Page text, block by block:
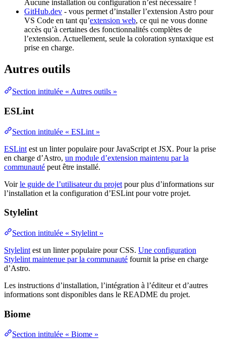
Aucune installation ou configuration n’est nécessaire !
GitHub.dev - vous permet d’installer l’extension Astro pour
VS Code en tant qu’extension web, ce qui ne vous donne
accès qu’à certaines des fonctionnalités complètes de
l’extension. Actuellement, seule la coloration syntaxique est
prise en charge.
Autres outils
Section intitulée « Autres outils »
ESLint
Section intitulée « ESLint »
ESLint est un linter populaire pour JavaScript et JSX. Pour la prise
en charge d’Astro, un module d’extension maintenu par la
communauté peut être installé.
Voirle guide de l’utilisateur du projet pour plus d’informations sur
l’installation et la configuration d’ESLint pour votre projet.
Stylelint
Section intitulée « Stylelint »
Stylelint est un linter populaire pour CSS. Une configuration
Stylelint maintenue par la communauté fournit la prise en charge
d’Astro.
Les instructions d’installation, l’intégration à l’éditeur et d’autres
informations sont disponibles dans le README du projet.
Biome
Section intitulée « Biome »